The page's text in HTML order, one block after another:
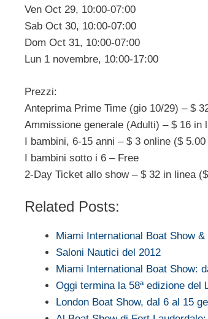
Ven Oct 29, 10:00-07:00
Sab Oct 30, 10:00-07:00
Dom Oct 31, 10:00-07:00
Lun 1 novembre, 10:00-17:00
Prezzi:
Anteprima Prime Time (gio 10/29) – $
Ammissione generale (Adulti) – $ 16
I bambini, 6-15 anni – $ 3 online ($
I bambini sotto i 6 – Free
2-Day Ticket allo show – $ 32 in linea
Related Posts:
Miami International Boat Show
Saloni Nautici del 2012
Miami International Boat Show:
Oggi termina la 58ª edizione del
London Boat Show, dal 6 al 15